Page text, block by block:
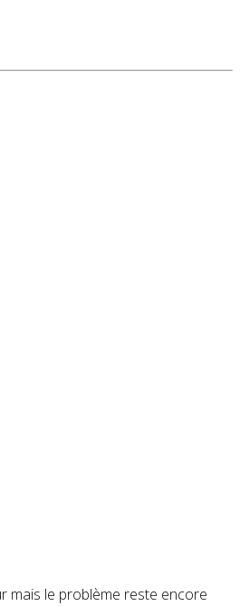
mais le problème reste encore